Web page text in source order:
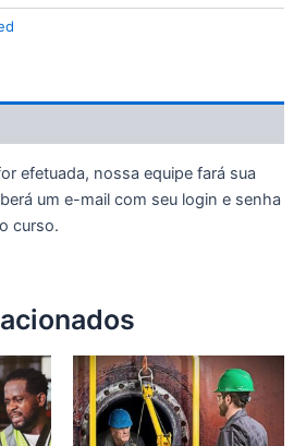
efetuada, nossa equipe fará sua
um e-mail com seu login e senha
curso.